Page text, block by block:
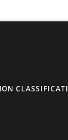
CLASSIFICATI